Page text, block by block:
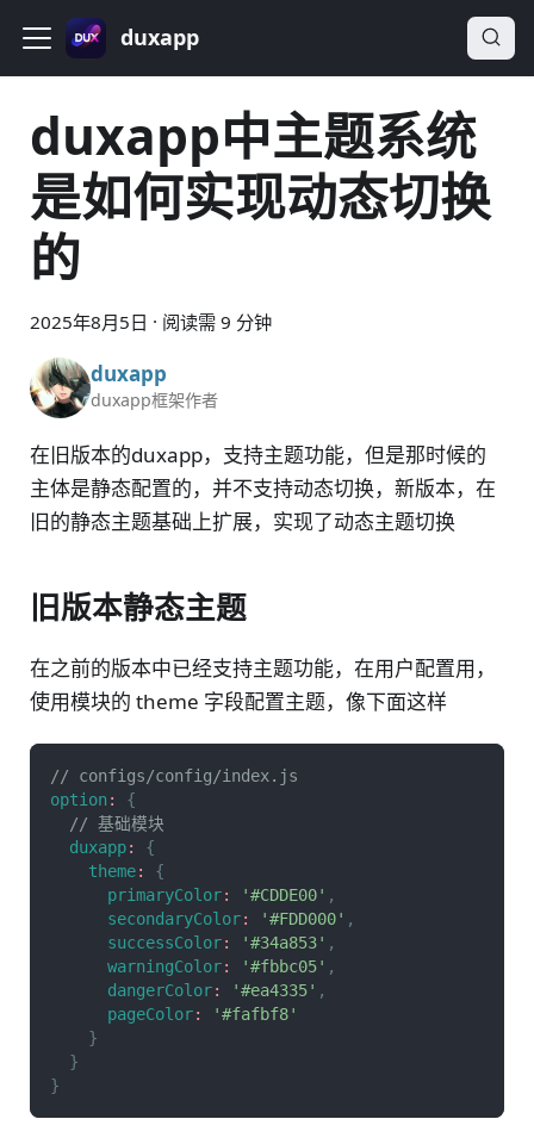
duxapp
duxapp中主题系统
是如何实现动态切换
的
2025年8月5日 · 阅读需 9 分钟
duxapp
duxapp框架作者
在旧版本的duxapp，支持主题功能，但是那时候的
主体是静态配置的，并不支持动态切换，新版本，在
旧的静态主题基础上扩展，实现了动态主题切换
旧版本静态主题
在之前的版本中已经支持主题功能，在用户配置用，
使用模块的 theme 字段配置主题，像下面这样
// configs/config/index.js
option :
{
// 基础模块
duxapp:
{
theme:
{
primaryColor: '#CDDE00' ,
secondaryColor: '#FDD000' ,
successColor: '#34a853' ,
warningColor: '#fbbc05' ,
dangerColor: '#ea4335' ,
pageColor:
'#fafbf8'
}
}
}